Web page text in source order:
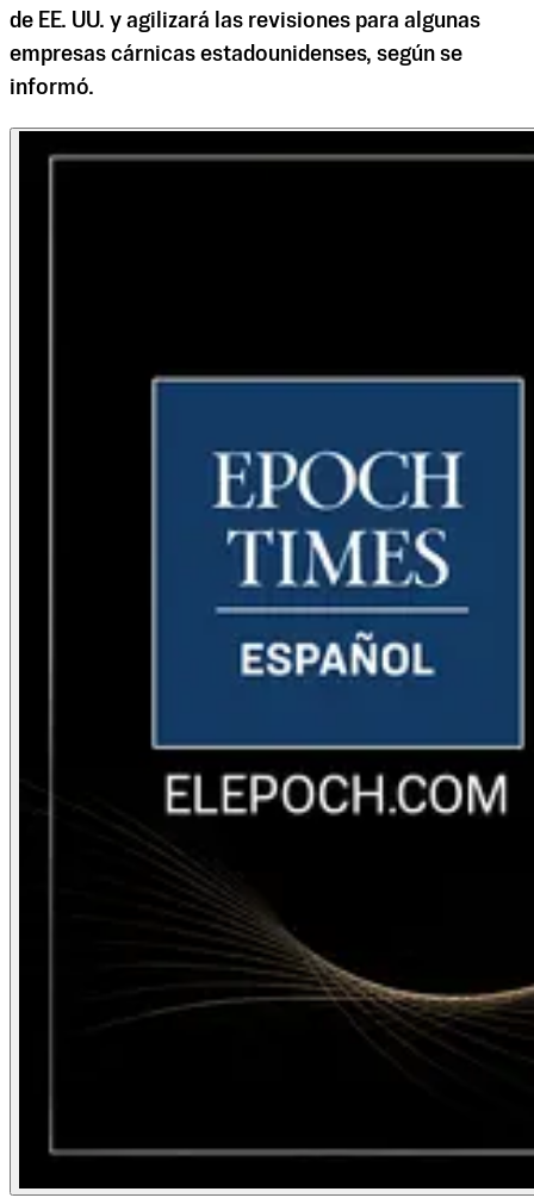
de EE. UU. y agilizará las revisiones para algunas
empresas cárnicas estadounidenses, según se
informó.